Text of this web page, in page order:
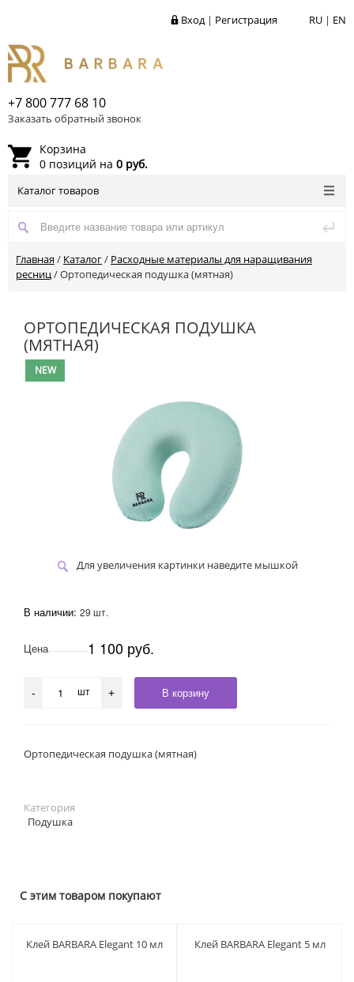
RU | EN
Вход| Регистрация
+7 800 777 68 10
Заказать обратный звонок
Корзина
0 позиций на 0 руб.
Каталог товаров
Главная / Каталог/ Расходные материалы для наращивания
ресниц/Ортопедическая подушка (мятная)
ОРТОПЕДИЧЕСКАЯ ПОДУШКА
(МЯТНАЯ)
NEW
Для увеличения картинки наведите мышкой
В наличии: 29 шт.
Цена 1 100 руб.
- шт + В корзину
Ортопедическая подушка (мятная)
Категория
Подушка
С этим товаром покупают
Клей BARBARA Elegant 10 мл Клей BARBARA Elegant 5 мл